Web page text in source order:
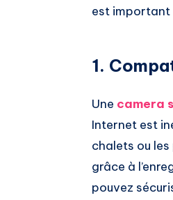
est important
1.
Une camera
Internet est
chalets ou
grâce à
pouvez